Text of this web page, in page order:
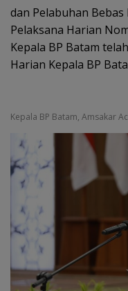
dan Pelabuhan
Pelaksana Harian
Kepala BP Batam
Harian Kepala BP
Kepala BP Batam, Amsakar